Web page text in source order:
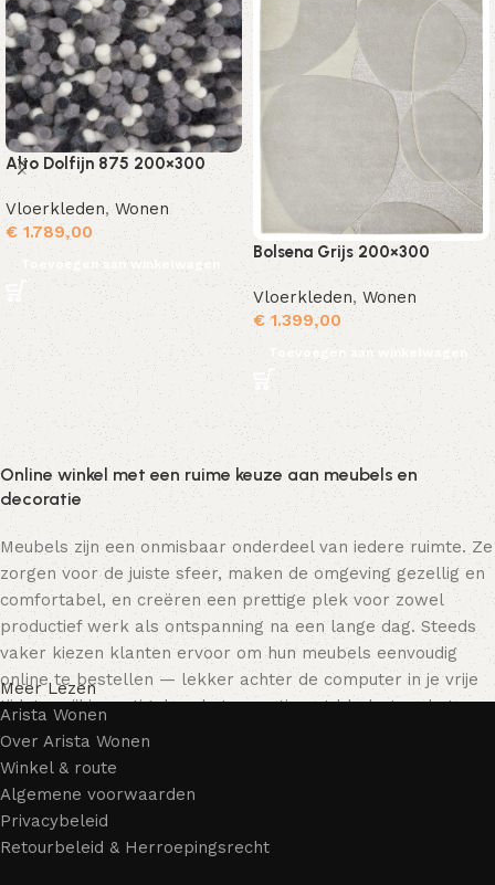
Alto Dolfijn 875 200×300
Vloerkleden,Wonen
€1.789,00
Toevoegen aan winkelwagen
Bolsena Grijs 200×300
Vloerkleden, Wonen
€1.399,00
Toevoegen aan winkelwagen
Online winkel met een ruime keuze aan meubels en
decoratie
Meubels zijn een onmisbaar onderdeel van iedere ruimte. Ze
zorgen voor de juiste sfeer, maken de omgeving gezellig en
comfortabel, en creëren een prettige plek voor zowel
productief werk als ontspanning na een lange dag. Steeds
vaker kiezen klanten ervoor om hun meubels eenvoudig
online te bestellen — lekker achter de computer in je vrije
tijd, terwijl je rustig door het assortiment bladert en het
meubelstuk kiest dat bij je past. Onze online winkel biedt
een uitgebreide catalogus met meubels voor zowel thuis als
kantoor.
Meubelproductie is een moderne vorm van kunst
Meer Lezen
Arista Wonen
Over Arista Wonen
Winkel & route
Algemene voorwaarden
Privacybeleid
Retourbeleid & Herroepingsrecht